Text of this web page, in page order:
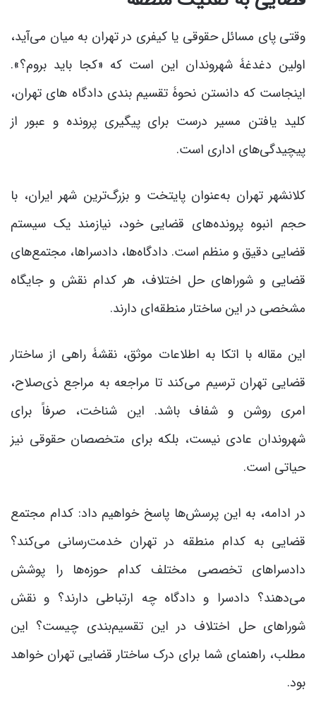
وقتی پای مسائل حقوقی یا کیفری در تهران به میان می‌آید،
اولین دغدغۀ شهروندان این است که «کجا باید بروم؟».
اینجاست که دانستن نحوۀ تقسیم بندی دادگاه های تهران،
کلید یافتن مسیر درست برای پیگیری پرونده و عبور از
پیچیدگی‌های اداری است.
کلانشهر تهران به‌عنوان پایتخت و بزرگ‌ترین شهر ایران، با
حجم انبوه پرونده‌های قضایی خود، نیازمند یک سیستم
قضایی دقیق و منظم است. دادگاه‌ها، دادسراها، مجتمع‌های
قضایی و شوراهای حل اختلاف، هر کدام نقش و جایگاه
مشخصی در این ساختار منطقه‌ای دارند.
این مقاله با اتکا به اطلاعات موثق، نقشۀ راهی از ساختار
قضایی تهران ترسیم می‌کند تا مراجعه به مراجع ذی‌صلاح،
امری روشن و شفاف باشد. این شناخت، صرفاً برای
شهروندان عادی نیست، بلکه برای متخصصان حقوقی نیز
حیاتی است.
در ادامه، به این پرسش‌ها پاسخ خواهیم داد: کدام مجتمع
قضایی به کدام منطقه در تهران خدمت‌رسانی می‌کند؟
دادسراهای تخصصی مختلف کدام حوزه‌ها را پوشش
می‌دهند؟ دادسرا و دادگاه چه ارتباطی دارند؟ و نقش
شوراهای حل اختلاف در این تقسیم‌بندی چیست؟ این
مطلب، راهنمای شما برای درک ساختار قضایی تهران خواهد
بود.